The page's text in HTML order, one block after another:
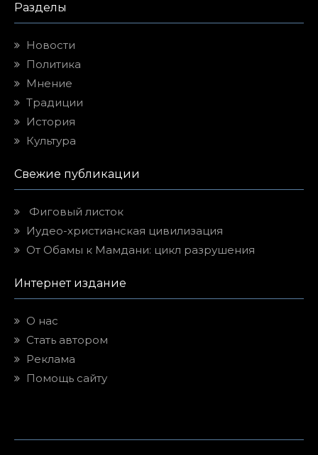
Разделы
Новости
Политика
Мнение
Традиции
История
Культура
Свежие публикации
Фиговый листок
Иудео-христианская цивилизация
От Обамы к Мамдани: цикл разрушения
Интернет издание
О нас
Стать автором
Реклама
Помощь сайту